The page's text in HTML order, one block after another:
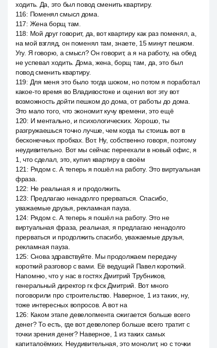
ходить. Да, это был повод сменить квартиру.
116: Поменял смысл дома.
117: Жена борщ там.
118: Мой друг говорит, да, вот квартиру как раз поменял, а,
на мой взгляд, он поменял там, знаете, 15 минут пешком.
Угу. Я говорю, а смысл? Он говорит, а я на работу, на обед
не успевал ходить. Дома, жена, борщ там, да, это был
повод сменить квартиру.
119: Для меня это было тогда шоком, но потом я поработал
какое-то время во Владивостоке и оценил вот эту вот
возможность дойти пешком до дома, от работы до дома.
Это мало того, что экономит кучу времени, это ещё
120: И ментально, и психологических. Хорошо, ты
разгружаешься точно лучше, чем когда ты стоишь вот в
бесконечных пробках. Вот. Ну, собственно говоря, поэтому
неудивительно. Вот мы сейчас переехали в новый офис, я
1, что сделал, это, купил квартиру в своём
121 : Рядом с. А теперь я пошёл на работу. Это виртуальная
фраза.
122: Не реальная я и продолжить.
123: Предлагаю ненадолго прерваться. Спасибо,
уважаемые друзья, рекламная пауза.
124: Рядом с. А теперь я пошёл на работу. Это не
виртуальная фраза, реальная, я предлагаю ненадолго
прерваться и продолжить спасибо, уважаемые друзья,
рекламная пауза.
125: Снова здравствуйте. Мы продолжаем передачу
короткий разговор с вами. Её ведущий Павел короткий.
Напомню, что у нас в гостях Дмитрий Трубников,
генеральный директор гк фск Дмитрий. Вот много
поговорили про строительство. Наверное, 1 из таких, ну,
тоже интересных вопросов. А вот на
126: Каком этапе девелопмента сжигается больше всего
денег? То есть, где вот девелопер больше всего тратит с
точки зрения денег? Наверное, 1 из таких самых
капиталоёмких. Неудивительная, это монолит, но с точки